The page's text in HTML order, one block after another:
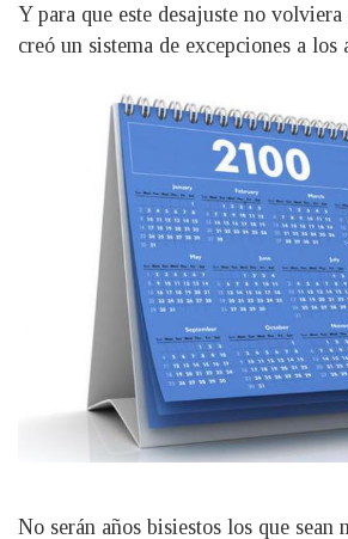
Y para que este desajuste no volviera
creó un sistema de excepciones a los
No serán años bisiestos los que sean